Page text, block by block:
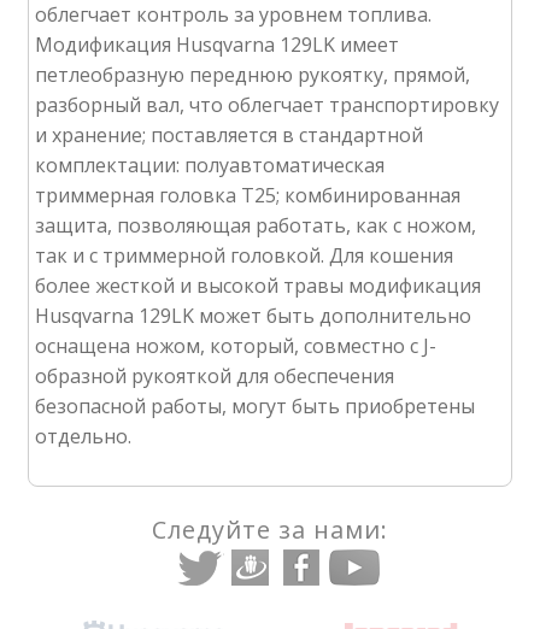
облегчает контроль за уровнем топлива.
Модификация Husqvarna 129LK имеет
петлеобразную переднюю рукоятку, прямой,
разборный вал, что облегчает транспортировку
и хранение; поставляется в стандартной
комплектации: полуавтоматическая
триммерная головка T25; комбинированная
защита, позволяющая работать, как с ножом,
так и с триммерной головкой. Для кошения
более жесткой и высокой травы модификация
Husqvarna 129LK может быть дополнительно
оснащена ножом, который, совместно с J-
образной рукояткой для обеспечения
безопасной работы, могут быть приобретены
отдельно.
Следуйте за нами: